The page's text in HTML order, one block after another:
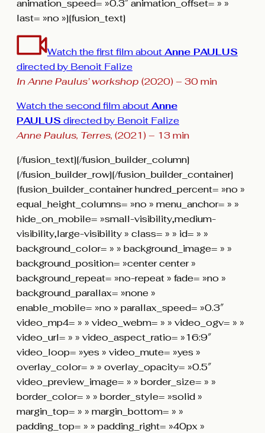
animation_speed= »0.3″ animation_offset= » »
last= »no »][fusion_text]
Watch the first film aboutAnne PAULUS
directed by Benoit Falize
In Anne Paulus’ workshop (2020) – 30 min
Watch the second film aboutAnne
PAULUS directed by Benoit Falize
Anne Paulus, Terres, (2021) – 13 min
[/fusion_text][/fusion_builder_column]
[/fusion_builder_row][/fusion_builder_container]
[fusion_builder_container hundred_percent= »no »
equal_height_columns= »no » menu_anchor= » »
hide_on_mobile= »small-visibility,medium-
visibility,large-visibility » class= » » id= » »
background_color= » » background_image= » »
background_position= »center center »
background_repeat= »no-repeat » fade= »no »
background_parallax= »none »
enable_mobile= »no » parallax_speed= »0.3″
video_mp4= » » video_webm= » » video_ogv= » »
video_url= » » video_aspect_ratio= »16:9″
video_loop= »yes » video_mute= »yes »
overlay_color= » » overlay_opacity= »0.5″
video_preview_image= » » border_size= » »
border_color= » » border_style= »solid »
margin_top= » » margin_bottom= » »
padding_top= » » padding_right= »40px »